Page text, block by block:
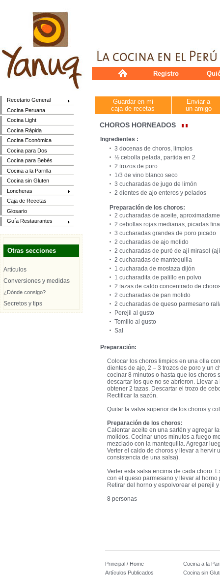
Recetario General
Cocina Peruana
Cocina Light
Cocina Rápida
Cocina Económica
Cocina para Dos
Cocina para Bebés
Cocina a la Parrilla
Cocina sin Gluten
Loncheras
Caja de Recetas
Glosario
Guía Restaurantes
Otras secciones
Artículos
Conversiones y medidas
¿Dónde consigo?
Secretos y tips
Registro
Guardar en mi
caja de recetas
Enviar a
un amigo
CHOROS HORNEADOS
Ingredientes :
3 docenas de choros, limpios
½ cebolla pelada, partida en 2
2 trozos de poro
1/3 de vino blanco seco
3 cucharadas de jugo de limón
2 dientes de ajo enteros y pelados
Preparación de los choros:
2 cucharadas de aceite,
2 cebollas rojas medianas, picadas
3 cucharadas grandes de poro picado
2 cucharadas de ajo molido
2 cucharadas de puré de ají mirasol
2 cucharadas de mantequilla
1 cucharada de mostaza dijón
1 cucharadita de palillo en polvo
2 tazas de caldo concentrado de
2 cucharadas de pan molido
2 cucharadas de queso parmesano
Perejil al gusto
Tomillo al gusto
Sal
Preparación:
Colocar los choros limpios en una olla
dientes de ajo, 2 – 3 trozos de poro y un
cocinar 8 minutos o hasta que los choros
descartar los que no se abrieron. Llevar
obtener 2 tazas. Descartar el trozo de
Rectificar la sazón.
Quitar la valva superior de los choros y
Preparación de los choros:
Calentar aceite en una sartén y agregar
molidos. Cocinar unos minutos a fuego
mezclado con la mantequilla. Agregar
Verter el caldo de choros y llevar a hervir
consistencia de una salsa).
Verter esta salsa encima de cada choro.
con el queso parmesano y llevar al horno
Retirar del horno y espolvorear el perejil
8 personas
Principal / Home
Cocina a la
Artículos Publicados
Cocina sin